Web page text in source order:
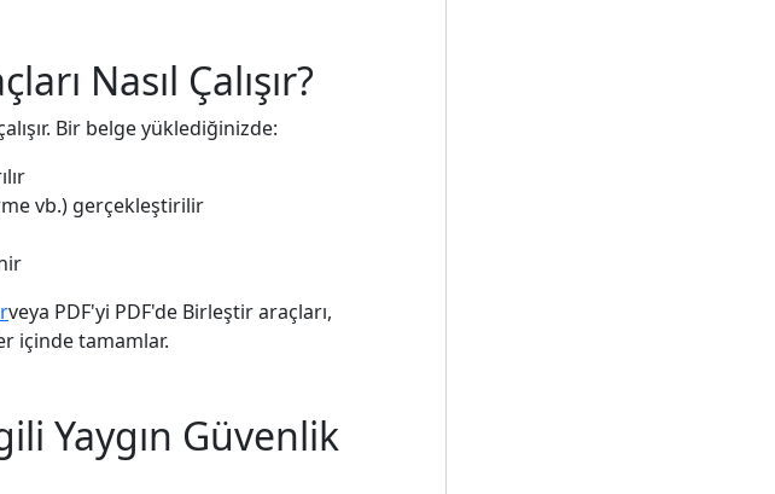
Nasıl Çalışır?
Bir belge yüklediğinizde:
vb.) gerçekleştirilir
veya PDF'yi PDF'de Birleştir araçları,
içinde tamamlar.
Yaygın Güvenlik